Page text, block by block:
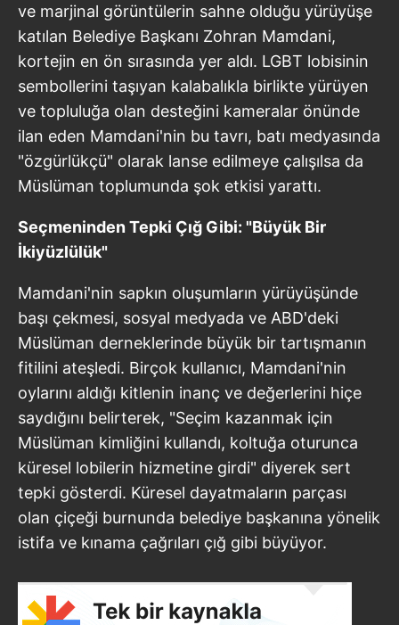
ve marjinal görüntülerin sahne olduğu yürüyüşe
katılan Belediye Başkanı Zohran Mamdani,
kortejin en ön sırasında yer aldı. LGBT lobisinin
sembollerini taşıyan kalabalıkla birlikte yürüyen
ve topluluğa olan desteğini kameralar önünde
ilan eden Mamdani'nin bu tavrı, batı medyasında
"özgürlükçü" olarak lanse edilmeye çalışılsa da
Müslüman toplumunda şok etkisi yarattı.
Seçmeninden Tepki Çığ Gibi: "Büyük Bir
İkiyüzlülük"
Mamdani'nin sapkın oluşumların yürüyüşünde
başı çekmesi, sosyal medyada ve ABD'deki
Müslüman derneklerinde büyük bir tartışmanın
fitilini ateşledi. Birçok kullanıcı, Mamdani'nin
oylarını aldığı kitlenin inanç ve değerlerini hiçe
saydığını belirterek, "Seçim kazanmak için
Müslüman kimliğini kullandı, koltuğa oturunca
küresel lobilerin hizmetine girdi" diyerek sert
tepki gösterdi. Küresel dayatmaların parçası
olan çiçeği burnunda belediye başkanına yönelik
istifa ve kınama çağrıları çığ gibi büyüyor.